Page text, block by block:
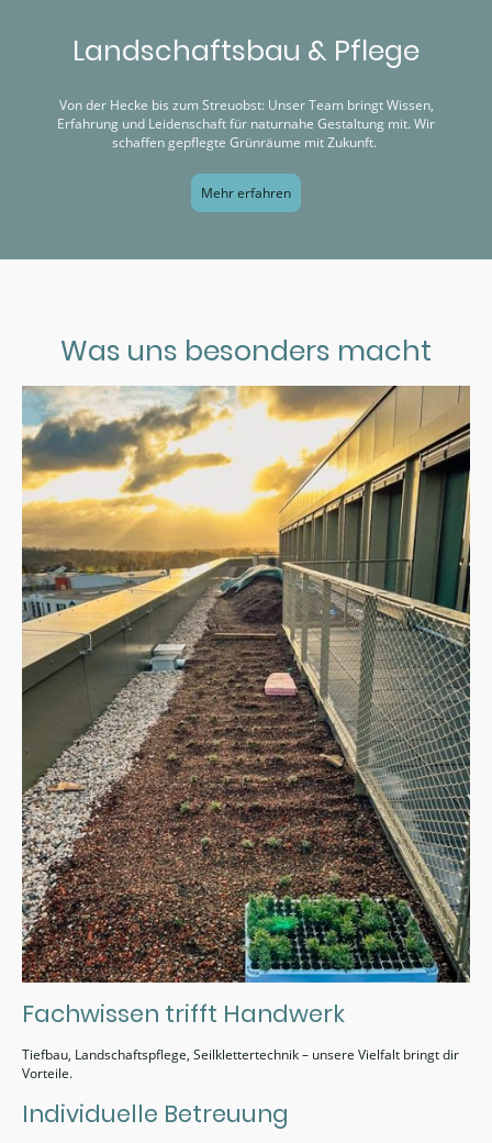
Landschaftsbau & Pflege
Von der Hecke bis zum Streuobst: Unser Team bringt Wissen,
Erfahrung und Leidenschaft für naturnahe Gestaltung mit. Wir
schaffen gepflegte Grünräume mit Zukunft.
Mehr erfahren
Was uns besonders macht
Fachwissen trifft Handwerk
Tiefbau, Landschaftspflege, Seilklettertechnik – unsere Vielfalt bringt dir
Vorteile.
Individuelle Betreuung